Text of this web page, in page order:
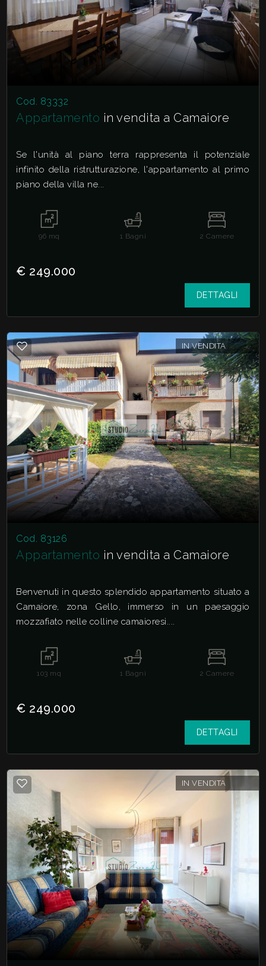
Cod. 83332
Appartamento in vendita a Camaiore
Se l'unità al piano terra rappresenta il potenziale
infinito della ristrutturazione, l'appartamento al primo
piano della villa ne...
96 mq 1 Bagni 2 Camere
€ 249.000
DETTAGLI
IN VENDITA
Cod. 83126
Appartamento in vendita a Camaiore
Benvenuti in questo splendido appartamento situato a
Camaiore, zona Gello, immerso in un paesaggio
mozzafiato nelle colline camaioresi....
103 mq 1 Bagni 2 Camere
€ 249.000
DETTAGLI
IN VENDITA